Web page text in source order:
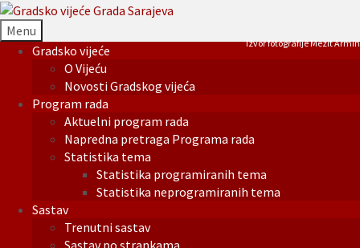
Menu
Gradsko vijeće
O Vijeću
Novosti Gradskog vijeća
Program rada
Aktuelni program rada
Napredna pretraga Programa rada
Statistika tema
Statistika programiranih tema
Statistika neprogramiranih tema
Sastav
Trenutni sastav
Izvor fotografije Mezit Armin